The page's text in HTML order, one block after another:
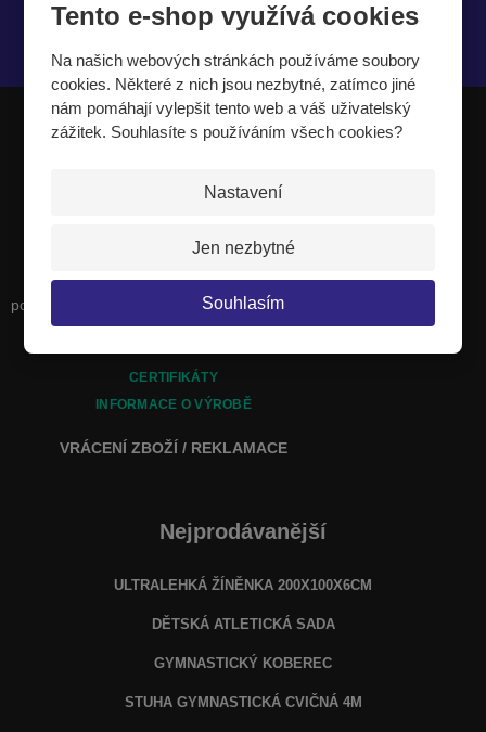
Tento e-shop využívá cookies
Na našich webových stránkách používáme soubory
cookies. Některé z nich jsou nezbytné, zatímco jiné
nám pomáhají vylepšit tento web a váš uživatelský
zážitek. Souhlasíte s používáním všech cookies?
Nastavení
Jen nezbytné
Souhlasím
sportovních potřeb. Naše výroba se zvláště
specializuje na dopadové plochy, které se
používají všude tam, kde hrozí nebezpečí pádu
z výšky nebo pádu při vysoké rychlosti.
CERTIFIKÁTY
INFORMACE O VÝROBĚ
VRÁCENÍ ZBOŽÍ / REKLAMACE
Nejprodávanější
ULTRALEHKÁ ŽÍNĚNKA 200X100X6CM
DĚTSKÁ ATLETICKÁ SADA
GYMNASTICKÝ KOBEREC
STUHA GYMNASTICKÁ CVIČNÁ 4M